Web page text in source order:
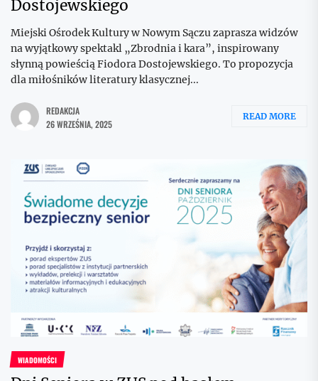
Dostojewskiego
Miejski Ośrodek Kultury w Nowym Sączu zaprasza widzów
na wyjątkowy spektakl „Zbrodnia i kara”, inspirowany
słynną powieścią Fiodora Dostojewskiego. To propozycja
dla miłośników literatury klasycznej...
REDAKCJA
26 WRZEŚNIA, 2025
READ MORE
WIADOMOŚCI